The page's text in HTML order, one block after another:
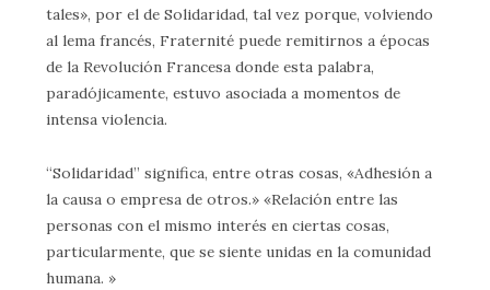
tales», por el de Solidaridad, tal vez porque, volviendo
al lema francés, Fraternité puede remitirnos a épocas
de la Revolución Francesa donde esta palabra,
paradójicamente, estuvo asociada a momentos de
intensa violencia.
“Solidaridad” significa, entre otras cosas, «Adhesión a
la causa o empresa de otros.» «Relación entre las
personas con el mismo interés en ciertas cosas,
particularmente, que se siente unidas en la comunidad
humana. »